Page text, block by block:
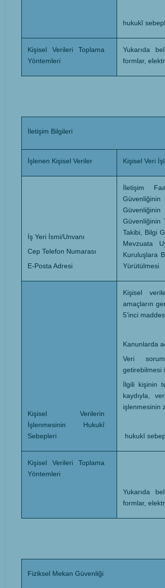
hukukî
Kişisel Verileri Toplama
Yöntemleri
Yukarıda
formlar,
İletişim Bilgileri
İşlenen Kişisel Veriler Kişisel Veri
İş Yeri İsmi/Unvanı
Cep Telefon Numarası
E-Posta Adresi
İletişim
Güvenliğinin
Takibi, Bilgi
Mevzuata
Kuruluşlara
Yürütülmesi
Kişisel Verilerin
İşlenmesinin Hukukî
Sebepleri
Kişisel
amaçların
5’inci
Kanunlarda
Veri
getirebilmesi
İlgili kişinin
kaydıyla,
işlenmesinin
hukukî
Kişisel Verileri Toplama
Yöntemleri
Yukarıda
formlar,
Fiziksel Mekan Güvenliği